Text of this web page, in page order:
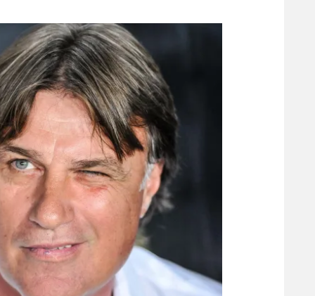
תקנון משתתפים וזוכים בפרסים
תקנון עבור פעילות אלקטרה
תקנון עבור פעילות ספורט 1 – "מרלן"
מדיניות פרטיות
תקנון פעילות ספורט 1
רשיון להקרנה פומבית לבית עסק
הצטרפות לחבילת הערוצים
לוח דרושים – ג'ובנט
מכבי
בני